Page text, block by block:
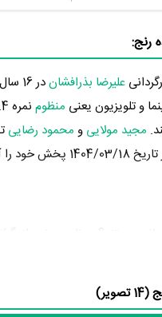
رنج:
علیرضا بذرافشان
و تلویزیون یعنی منظوم
مجید مولایی و محمود رضایی
آغاز کرد.
هستند؟ در نابرده رنج
کرد. از این‌لحاظ کارگردانی
بذرافشانبه‌عنوان کارگردان
(14 تصویر)